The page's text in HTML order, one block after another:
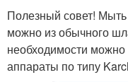
Полезный совет!
можно из обычного
необходимости можно
аппараты по типу